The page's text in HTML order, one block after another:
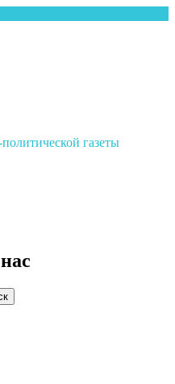
газеты